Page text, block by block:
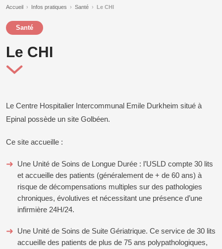
Accueil › Infos pratiques › Santé › Le CHI
Santé
Le CHI
Le Centre Hospitalier Intercommunal Emile Durkheim situé à
Epinal possède un site Golbéen.
Ce site accueille :
Une Unité de Soins de Longue Durée : l’USLD compte 30 lits
et accueille des patients (généralement de + de 60 ans) à
risque de décompensations multiples sur des pathologies
chroniques, évolutives et nécessitant une présence d’une
infirmière 24H/24.
Une Unité de Soins de Suite Gériatrique. Ce service de 30 lits
accueille des patients de plus de 75 ans polypathologiques,